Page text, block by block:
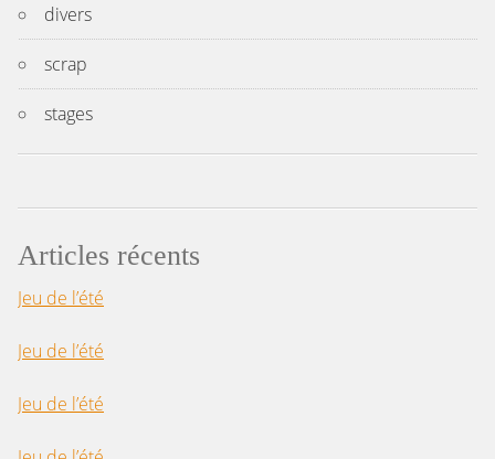
divers
scrap
stages
Articles récents
Jeu de l’été
Jeu de l’été
Jeu de l’été